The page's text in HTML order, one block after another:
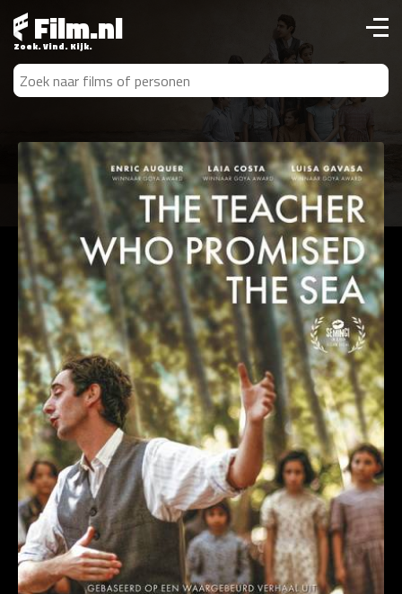
Film.nl
Zoek. Vind. Kijk.